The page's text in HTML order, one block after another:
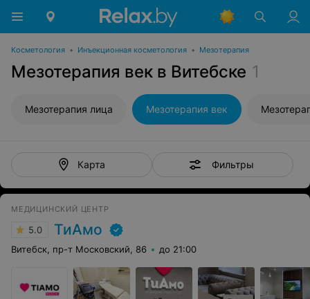
Косметология • Инъекционная косметология • Мезотерапия
Мезотерапия век в Витебске 1
Мезотерапия лица Мезотерапия век
Карта Фильтры
МЕДИЦИНСКИЙ ЦЕНТР
5.0 ТиАмо
Витебск, пр-т Московский, 86 до 21:00